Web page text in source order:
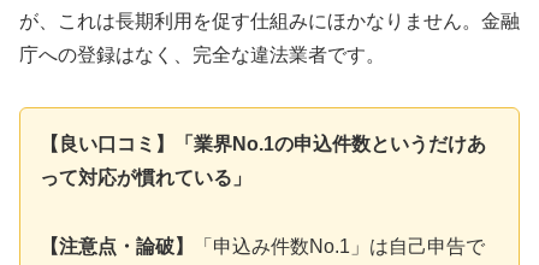
が、これは長期利用を促す仕組みにほかなりません。金融
庁への登録はなく、完全な違法業者です。
【良い口コミ】「業界No.1の申込件数というだけあ
って対応が慣れている」
【注意点・論破】
「申込み件数No.1」は自己申告で